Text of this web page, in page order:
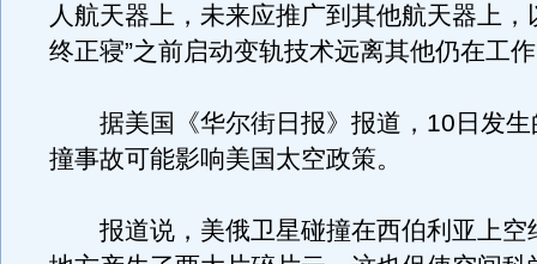
人航天器上，未来应推广到其他航天器上，
终正寝”之前启动变轨技术远离其他仍在工
据美国《华尔街日报》报道，10日发生
撞事故可能影响美国太空政策。
报道说，美俄卫星碰撞在西伯利亚上空